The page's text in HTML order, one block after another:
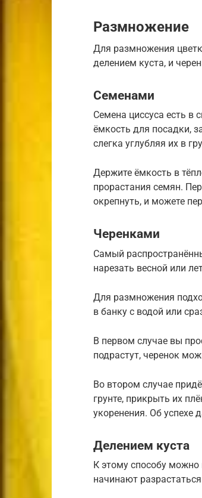
Размножение
Для размножения
делением куста, и
Семенами
Семена циссуса есть
ёмкость для посадки,
слегка углубляя их в
Держите ёмкость в
прорастания семян.
окрепнуть, и можете
Черенками
Самый
нарезать весной или
Для размножения
в банку с водой или
В первом случае вы
подрастут, черенок
Во втором случае
грунте, прикрыть их
укоренения. Об успехе
Делением куста
К этому способу
начинают